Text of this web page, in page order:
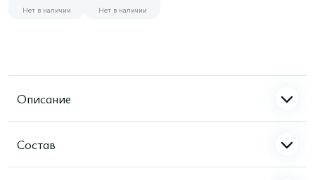
Нет в наличии Нет в наличии
Описание
Состав